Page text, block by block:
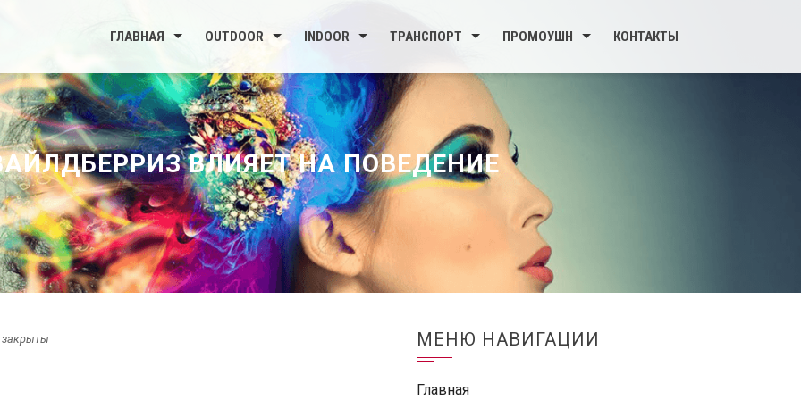
ГЛАВНАЯ OUTDOOR INDOOR ТРАНСПОРТ ПРОМОУШН КОНТАКТЫ
ВЛИЯЕТ НА ПОВЕДЕНИЕ
МЕНЮ НАВИГАЦИИ
Главная